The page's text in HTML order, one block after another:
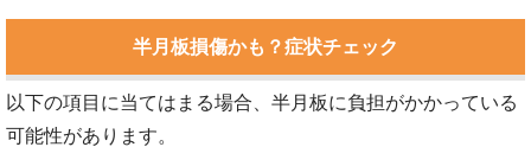
半月板損傷かも？症状チェック
以下の項目に当てはまる場合、半月板に負担がかかっている
可能性があります。